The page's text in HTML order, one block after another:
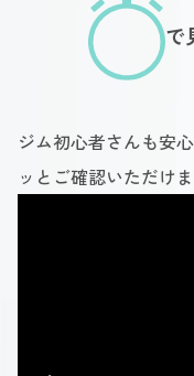
で
ジム初心者さんも安
ッとご確認いただけま